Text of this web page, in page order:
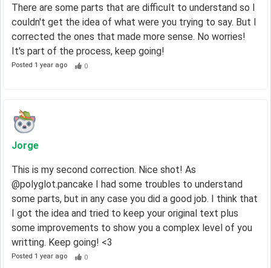
There are some parts that are difficult to understand so I
couldn't get the idea of what were you trying to say. But I
corrected the ones that made more sense. No worries!
It's part of the process, keep going!
Posted 1 year ago 0
Jorge
This is my second correction. Nice shot! As
@polyglot.pancake I had some troubles to understand
some parts, but in any case you did a good job. I think that
I got the idea and tried to keep your original text plus
some improvements to show you a complex level of you
writting. Keep going! <3
Posted 1 year ago 0